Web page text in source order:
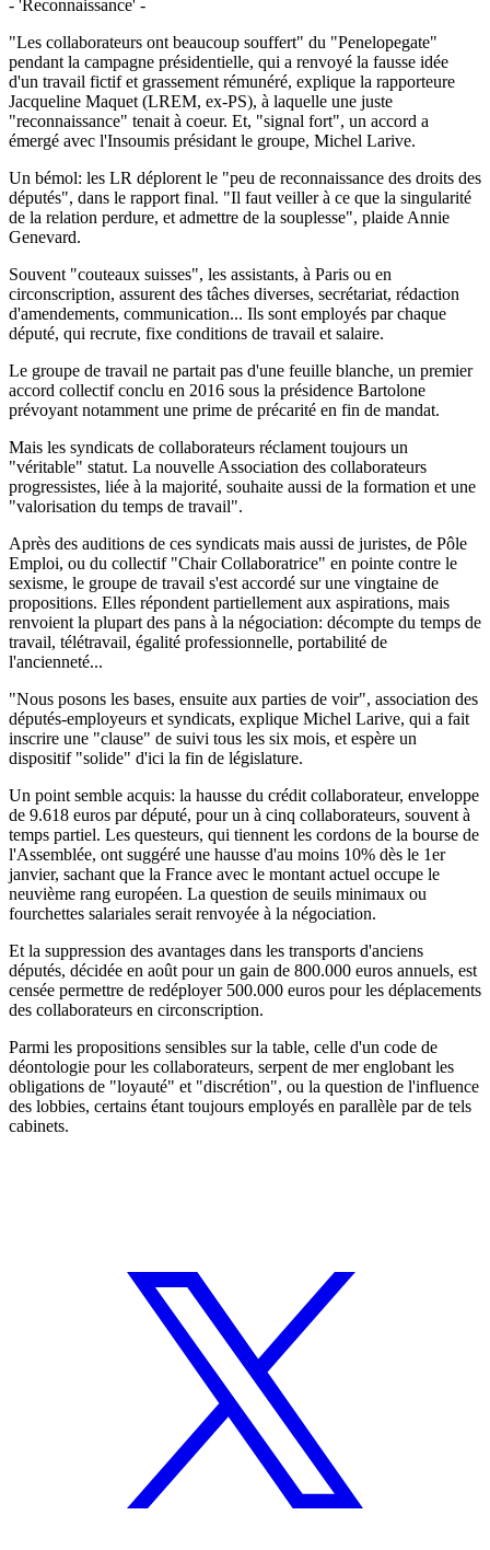
- 'Reconnaissance' -
"Les collaborateurs ont beaucoup souffert" du "Penelopegate"
pendant la campagne présidentielle, qui a renvoyé la fausse idée
d'un travail fictif et grassement rémunéré, explique la rapporteure
Jacqueline Maquet (LREM, ex-PS), à laquelle une juste
"reconnaissance" tenait à coeur. Et, "signal fort", un accord a
émergé avec l'Insoumis présidant le groupe, Michel Larive.
Un bémol: les LR déplorent le "peu de reconnaissance des droits des
députés", dans le rapport final. "Il faut veiller à ce que la singularité
de la relation perdure, et admettre de la souplesse", plaide Annie
Genevard.
Souvent "couteaux suisses", les assistants, à Paris ou en
circonscription, assurent des tâches diverses, secrétariat, rédaction
d'amendements, communication... Ils sont employés par chaque
député, qui recrute, fixe conditions de travail et salaire.
Le groupe de travail ne partait pas d'une feuille blanche, un premier
accord collectif conclu en 2016 sous la présidence Bartolone
prévoyant notamment une prime de précarité en fin de mandat.
Mais les syndicats de collaborateurs réclament toujours un
"véritable" statut. La nouvelle Association des collaborateurs
progressistes, liée à la majorité, souhaite aussi de la formation et une
"valorisation du temps de travail".
Après des auditions de ces syndicats mais aussi de juristes, de Pôle
Emploi, ou du collectif "Chair Collaboratrice" en pointe contre le
sexisme, le groupe de travail s'est accordé sur une vingtaine de
propositions. Elles répondent partiellement aux aspirations, mais
renvoient la plupart des pans à la négociation: décompte du temps de
travail, télétravail, égalité professionnelle, portabilité de
l'ancienneté...
"Nous posons les bases, ensuite aux parties de voir", association des
députés-employeurs et syndicats, explique Michel Larive, qui a fait
inscrire une "clause" de suivi tous les six mois, et espère un
dispositif "solide" d'ici la fin de législature.
Un point semble acquis: la hausse du crédit collaborateur, enveloppe
de 9.618 euros par député, pour un à cinq collaborateurs, souvent à
temps partiel. Les questeurs, qui tiennent les cordons de la bourse de
l'Assemblée, ont suggéré une hausse d'au moins 10% dès le 1er
janvier, sachant que la France avec le montant actuel occupe le
neuvième rang européen. La question de seuils minimaux ou
fourchettes salariales serait renvoyée à la négociation.
Et la suppression des avantages dans les transports d'anciens
députés, décidée en août pour un gain de 800.000 euros annuels, est
censée permettre de redéployer 500.000 euros pour les déplacements
des collaborateurs en circonscription.
Parmi les propositions sensibles sur la table, celle d'un code de
déontologie pour les collaborateurs, serpent de mer englobant les
obligations de "loyauté" et "discrétion", ou la question de l'influence
des lobbies, certains étant toujours employés en parallèle par de tels
cabinets.